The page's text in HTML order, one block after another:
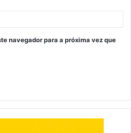
navegador para a próxima vez que